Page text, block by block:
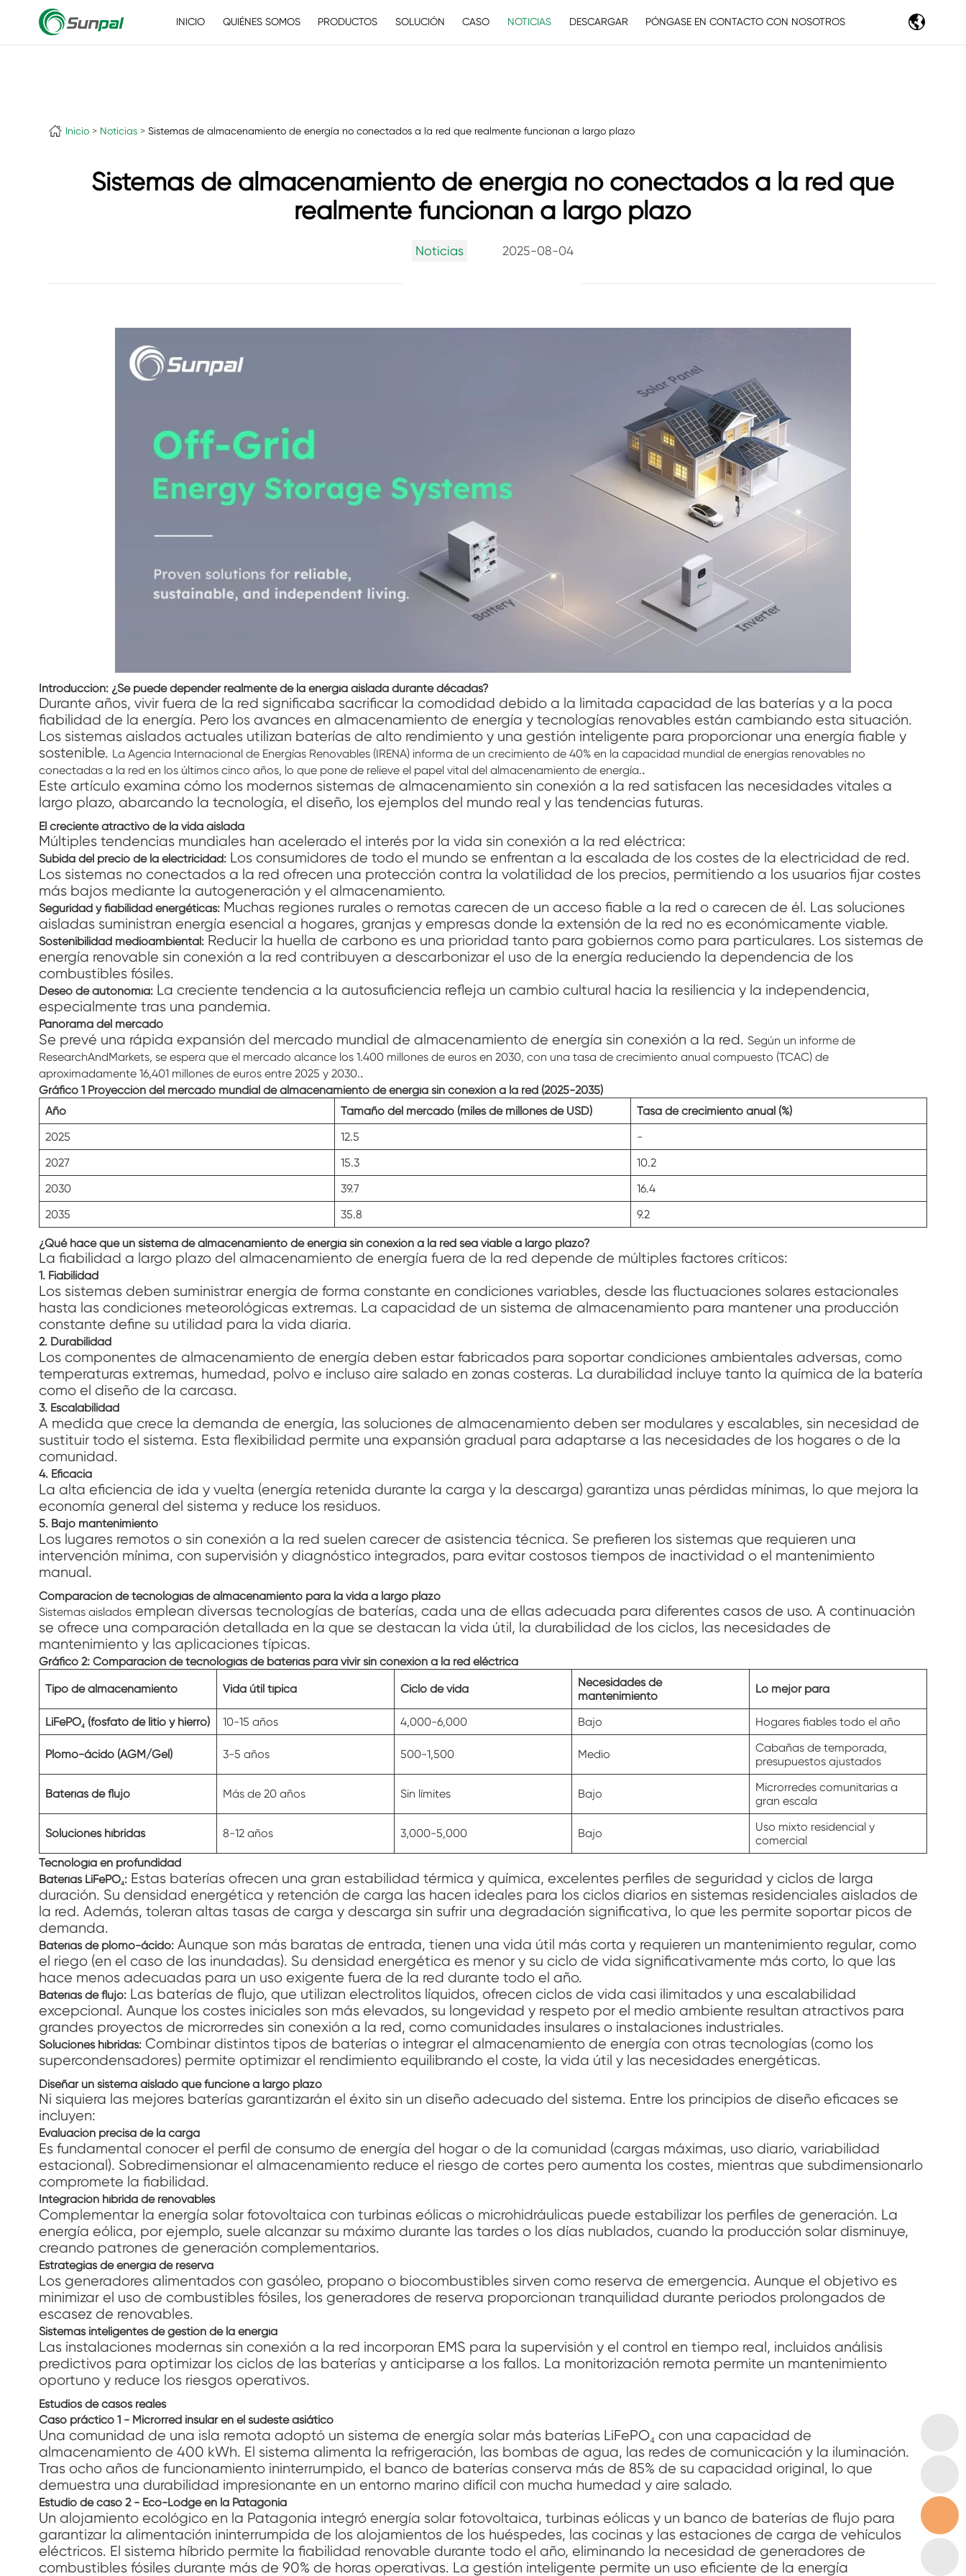
INICIO QUIÉNES SOMOS PRODUCTOS SOLUCIÓN CASO NOTICIAS DESCARGAR PÓNGASE EN CONTACTO CON NOSOTROS
Inicio Noticias Sistemas de almacenamiento de energía no conectados a la red que realmente funcionan a largo plazo
Sistemas de almacenamiento de energía no conectados a la red que
realmente funcionan a largo plazo
Noticias 2025-08-04
Introducción: ¿Se puede depender realmente de la energía aislada durante décadas?
Durante años, vivir fuera de la red significaba sacrificar la comodidad debido a la limitada capacidad de las baterías y a la poca
fiabilidad de la energía. Pero los avances en almacenamiento de energía y tecnologías renovables están cambiando esta situación.
Los sistemas aislados actuales utilizan baterías de alto rendimiento y una gestión inteligente para proporcionar una energía fiable y
sostenible. La Agencia Internacional de Energías Renovables (IRENA) informa de un crecimiento de 40% en la capacidad mundial de energías renovables no
conectadas a la red en los últimos cinco años, lo que pone de relieve el papel vital del almacenamiento de energía..
Este artículo examina cómo los modernos sistemas de almacenamiento sin conexión a la red satisfacen las necesidades vitales a
largo plazo, abarcando la tecnología, el diseño, los ejemplos del mundo real y las tendencias futuras.
El creciente atractivo de la vida aislada
Múltiples tendencias mundiales han acelerado el interés por la vida sin conexión a la red eléctrica:
Subida del precio de la electricidad:Los consumidores de todo el mundo se enfrentan a la escalada de los costes de la electricidad de red.
Los sistemas no conectados a la red ofrecen una protección contra la volatilidad de los precios, permitiendo a los usuarios fijar costes
más bajos mediante la autogeneración y el almacenamiento.
Seguridad y fiabilidad energéticas:Muchas regiones rurales o remotas carecen de un acceso fiable a la red o carecen de él. Las soluciones
aisladas suministran energía esencial a hogares, granjas y empresas donde la extensión de la red no es económicamente viable.
Sostenibilidad medioambiental:Reducir la huella de carbono es una prioridad tanto para gobiernos como para particulares. Los sistemas de
energía renovable sin conexión a la red contribuyen a descarbonizar el uso de la energía reduciendo la dependencia de los
combustibles fósiles.
Deseo de autonomía:La creciente tendencia a la autosuficiencia refleja un cambio cultural hacia la resiliencia y la independencia,
especialmente tras una pandemia.
Panorama del mercado
Se prevé una rápida expansión del mercado mundial de almacenamiento de energía sin conexión a la red. Según un informe de
ResearchAndMarkets, se espera que el mercado alcance los 1.400 millones de euros en 2030, con una tasa de crecimiento anual compuesto (TCAC) de
aproximadamente 16,401 millones de euros entre 2025 y 2030..
Gráfico 1 Proyección del mercado mundial de almacenamiento de energía sin conexión a la red (2025-2035)
Año
Tamaño del mercado (miles de millones de USD)
Tasa de crecimiento anual (%)
2025
12.5
-
2027
15.3
10.2
2030
39.7
16.4
2035
35.8 9.2
¿Qué hace que un sistema de almacenamiento de energía sin conexión a la red sea viable a largo plazo?
La fiabilidad a largo plazo del almacenamiento de energía fuera de la red depende de múltiples factores críticos:
1. Fiabilidad
Los sistemas deben suministrar energía de forma constante en condiciones variables, desde las fluctuaciones solares estacionales
hasta las condiciones meteorológicas extremas. La capacidad de un sistema de almacenamiento para mantener una producción
constante define su utilidad para la vida diaria.
2. Durabilidad
Los componentes de almacenamiento de energía deben estar fabricados para soportar condiciones ambientales adversas, como
temperaturas extremas, humedad, polvo e incluso aire salado en zonas costeras. La durabilidad incluye tanto la química de la batería
como el diseño de la carcasa.
3. Escalabilidad
A medida que crece la demanda de energía, las soluciones de almacenamiento deben ser modulares y escalables, sin necesidad de
sustituir todo el sistema. Esta flexibilidad permite una expansión gradual para adaptarse a las necesidades de los hogares o de la
comunidad.
4. Eficacia
La alta eficiencia de ida y vuelta (energía retenida durante la carga y la descarga) garantiza unas pérdidas mínimas, lo que mejora la
economía general del sistema y reduce los residuos.
5. Bajo mantenimiento
Los lugares remotos o sin conexión a la red suelen carecer de asistencia técnica. Se prefieren los sistemas que requieren una
intervención mínima, con supervisión y diagnóstico integrados, para evitar costosos tiempos de inactividad o el mantenimiento
manual.
Comparación de tecnologías de almacenamiento para la vida a largo plazo
Sistemas aisladosemplean diversas tecnologías de baterías, cada una de ellas adecuada para diferentes casos de uso. A continuación
se ofrece una comparación detallada en la que se destacan la vida útil, la durabilidad de los ciclos, las necesidades de
mantenimiento y las aplicaciones típicas.
Gráfico 2: Comparación de tecnologías de baterías para vivir sin conexión a la red eléctrica
Tipo de almacenamiento
Vida útil típica Ciclo de vida
Necesidades de
mantenimiento
Lo mejor para
LiFePO₄ (fosfato de litio y hierro) 10-15 años 4,000-6,000 Bajo Hogares fiables todo el año
Plomo-ácido (AGM/Gel) 3-5 años 500-1,500 Medio
Cabañas de temporada,
presupuestos ajustados
Baterías de flujo Más de 20 años Sin límites Bajo
Microrredes comunitarias a
gran escala
Soluciones híbridas 8-12 años 3,000-5,000 Bajo
Uso mixto residencial y
comercial
Tecnología en profundidad
Baterías LiFePO₄:Estas baterías ofrecen una gran estabilidad térmica y química, excelentes perfiles de seguridad y ciclos de larga
duración. Su densidad energética y retención de carga las hacen ideales para los ciclos diarios en sistemas residenciales aislados de
la red. Además, toleran altas tasas de carga y descarga sin sufrir una degradación significativa, lo que les permite soportar picos de
demanda.
Baterías de plomo-ácido:Aunque son más baratas de entrada, tienen una vida útil más corta y requieren un mantenimiento regular, como
el riego (en el caso de las inundadas). Su densidad energética es menor y su ciclo de vida significativamente más corto, lo que las
hace menos adecuadas para un uso exigente fuera de la red durante todo el año.
Baterías de flujo:Las baterías de flujo, que utilizan electrolitos líquidos, ofrecen ciclos de vida casi ilimitados y una escalabilidad
excepcional. Aunque los costes iniciales son más elevados, su longevidad y respeto por el medio ambiente resultan atractivos para
grandes proyectos de microrredes sin conexión a la red, como comunidades insulares o instalaciones industriales.
Soluciones híbridas:Combinar distintos tipos de baterías o integrar el almacenamiento de energía con otras tecnologías (como los
supercondensadores) permite optimizar el rendimiento equilibrando el coste, la vida útil y las necesidades energéticas.
Diseñar un sistema aislado que funcione a largo plazo
Ni siquiera las mejores baterías garantizarán el éxito sin un diseño adecuado del sistema. Entre los principios de diseño eficaces se
incluyen:
Evaluación precisa de la carga
Es fundamental conocer el perfil de consumo de energía del hogar o de la comunidad (cargas máximas, uso diario, variabilidad
estacional). Sobredimensionar el almacenamiento reduce el riesgo de cortes pero aumenta los costes, mientras que subdimensionarlo
compromete la fiabilidad.
Integración híbrida de renovables
Complementar la energía solar fotovoltaica con turbinas eólicas o microhidráulicas puede estabilizar los perfiles de generación. La
energía eólica, por ejemplo, suele alcanzar su máximo durante las tardes o los días nublados, cuando la producción solar disminuye,
creando patrones de generación complementarios.
Estrategias de energía de reserva
Los generadores alimentados con gasóleo, propano o biocombustibles sirven como reserva de emergencia. Aunque el objetivo es
minimizar el uso de combustibles fósiles, los generadores de reserva proporcionan tranquilidad durante periodos prolongados de
escasez de renovables.
Sistemas inteligentes de gestión de la energía
Las instalaciones modernas sin conexión a la red incorporan EMS para la supervisión y el control en tiempo real, incluidos análisis
predictivos para optimizar los ciclos de las baterías y anticiparse a los fallos. La monitorización remota permite un mantenimiento
oportuno y reduce los riesgos operativos.
Estudios de casos reales
Caso práctico 1 - Microrred insular en el sudeste asiático
Una comunidad de una isla remota adoptó un sistema de energía solar más baterías LiFePO₄ con una capacidad de
almacenamiento de 400 kWh. El sistema alimenta la refrigeración, las bombas de agua, las redes de comunicación y la iluminación.
Tras ocho años de funcionamiento ininterrumpido, el banco de baterías conserva más de 85% de su capacidad original, lo que
demuestra una durabilidad impresionante en un entorno marino difícil con mucha humedad y aire salado.
Estudio de caso 2 - Eco-Lodge en la Patagonia
Un alojamiento ecológico en la Patagonia integró energía solar fotovoltaica, turbinas eólicas y un banco de baterías de flujo para
garantizar la alimentación ininterrumpida de los alojamientos de los huéspedes, las cocinas y las estaciones de carga de vehículos
eléctricos. El sistema híbrido permite la fiabilidad renovable durante todo el año, eliminando la necesidad de generadores de
combustibles fósiles durante más de 90% de horas operativas. La gestión inteligente permite un uso eficiente de la energía